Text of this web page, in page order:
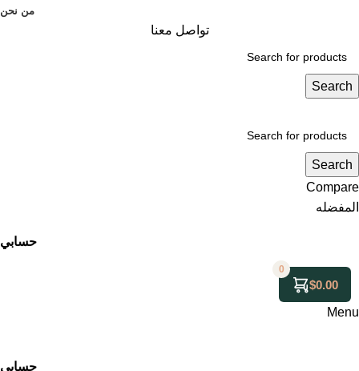
من نحن
تواصل معنا
Search
Search
Compare
المفضله
حسابي
0
$0.00
Menu
حسابي